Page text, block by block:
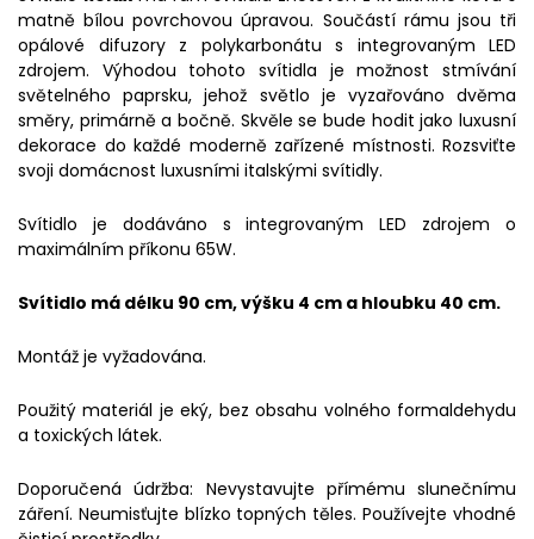
matně bílou povrchovou úpravou. Součástí rámu jsou tři
opálové difuzory z polykarbonátu s integrovaným LED
zdrojem. Výhodou tohoto svítidla je možnost stmívání
světelného paprsku, jehož světlo je vyzařováno dvěma
směry, primárně a bočně. Skvěle se bude hodit jako luxusní
dekorace do každé moderně zařízené místnosti. Rozsviťte
svoji domácnost luxusními italskými svítidly.
Svítidlo je dodáváno s integrovaným LED zdrojem o
maximálním příkonu 65W.
Svítidlo má délku 90 cm, výšku 4 cm a hloubku 40 cm.
Montáž je vyžadována.
Použitý materiál je eký, bez obsahu volného formaldehydu
a toxických látek.
Doporučená údržba: Nevystavujte přímému slunečnímu
záření. Neumisťujte blízko topných těles. Používejte vhodné